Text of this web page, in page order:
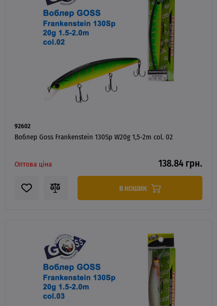
92602
Воблер Goss Frankenstein 130Sp W20g 1,5-2m col. 02
Оптова ціна 138.84 грн.
В КОШИК